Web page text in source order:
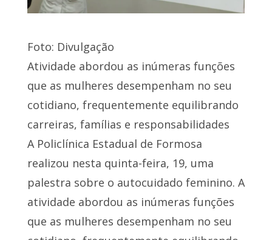
Foto: Divulgação
Atividade abordou as inúmeras funções
que as mulheres desempenham no seu
cotidiano, frequentemente equilibrando
carreiras, famílias e responsabilidades
A Policlínica Estadual de Formosa
realizou nesta quinta-feira, 19, uma
palestra sobre o autocuidado feminino. A
atividade abordou as inúmeras funções
que as mulheres desempenham no seu